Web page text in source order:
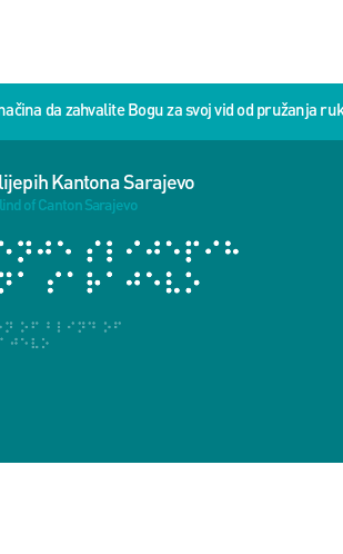
da zahvalite Bogu za svoj vid od pružanja
Kantona Sarajevo
of Canton Sarajevo